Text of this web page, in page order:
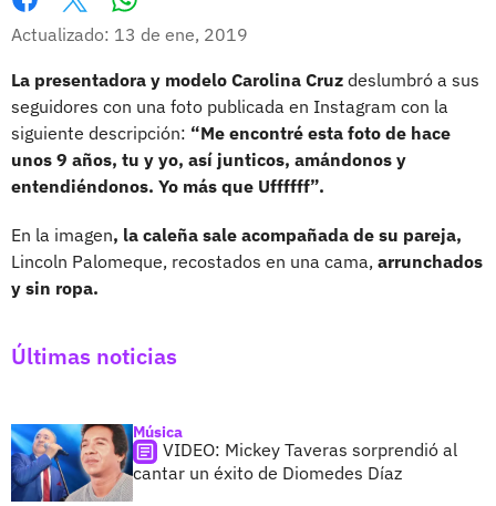
Facebook
X
Actualizado: 13 de ene, 2019
La presentadora y modelo Carolina Cruz deslumbró a sus
seguidores con una foto publicada en Instagram con la
siguiente descripción: “Me encontré esta foto de hace
unos 9 años, tu y yo, así junticos, amándonos y
entendiéndonos. Yo más que Uffffff”.
En la imagen, la caleña sale acompañada de su pareja,
Lincoln Palomeque, recostados en una cama, arrunchados
y sin ropa.
Últimas noticias
Música
VIDEO: Mickey Taveras sorprendió al
cantar un éxito de Diomedes Díaz